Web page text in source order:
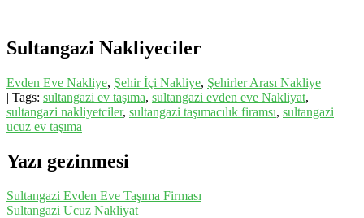
Sultangazi Nakliyeciler
Evden Eve Nakliye, Şehir İçi Nakliye, Şehirler Arası Nakliye
| Tags: sultangazi ev taşıma, sultangazi evden eve Nakliyat,
sultangazi nakliyetciler, sultangazi taşımacılık firamsı, sultangazi
ucuz ev taşıma
Yazı gezinmesi
Sultangazi Evden Eve Taşıma Firması
Sultangazi Ucuz Nakliyat